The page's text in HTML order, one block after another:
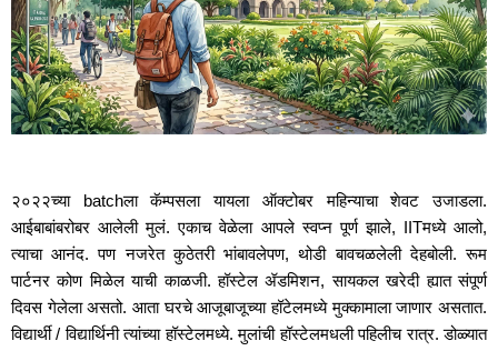
२०२२च्या batchला कॅम्पसला यायला ऑक्टोबर महिन्याचा शेवट उजाडला.
आईबाबांबरोबर आलेली मुलं. एकाच वेळेला आपले स्वप्न पूर्ण झाले, IITमध्ये आलो,
त्याचा आनंद. पण नजरेत कुठेतरी भांबावलेपण, थोडी बावचळलेली देहबोली. रूम
पार्टनर कोण मिळेल याची काळजी. हॉस्टेल ॲडमिशन, सायकल खरेदी ह्यात संपूर्ण
दिवस गेलेला असतो. आता घरचे आजूबाजूच्या हॉटेलमध्ये मुक्कामाला जाणार असतात.
विद्यार्थी / विद्यार्थिनी त्यांच्या हॉस्टेलमध्ये. मुलांची हॉस्टेलमधली पहिलीच रात्र. डोळ्यात